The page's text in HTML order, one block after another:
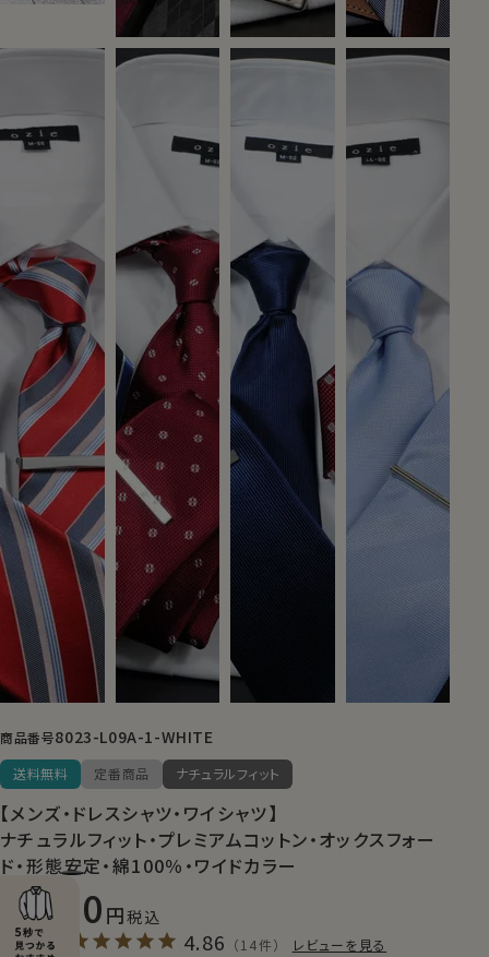
商品番号8023-L09A-1-WHITE
送料無料 定番商品 ナチュラルフィット
【メンズ・ドレスシャツ・ワイシャツ】
ナチュラルフィット・プレミアムコットン・オックスフォー
ド・形態安定・綿100％・ワイドカラー
7,700 税込
4.86 （14件） レビューを見る